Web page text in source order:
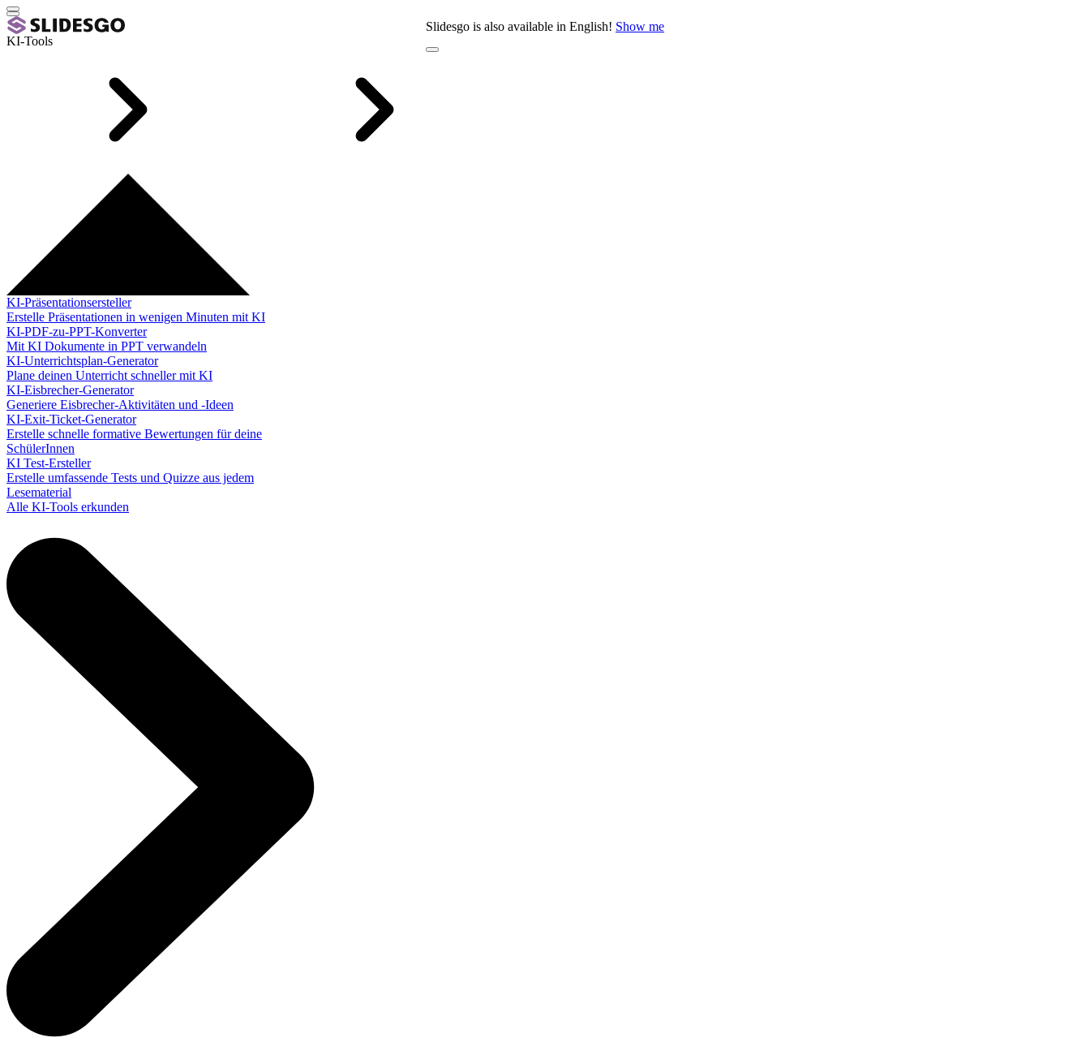
Slidesgo is also available in English! Show me
KI-Tools
KI-Präsentationsersteller
Erstelle Präsentationen in wenigen Minuten mit KI
KI-PDF-zu-PPT-Konverter
Mit KI Dokumente in PPT verwandeln
KI-Unterrichtsplan-Generator
Plane deinen Unterricht schneller mit KI
KI-Eisbrecher-Generator
Generiere Eisbrecher-Aktivitäten und -Ideen
KI-Exit-Ticket-Generator
Erstelle schnelle formative Bewertungen für deine
SchülerInnen
KI Test-Ersteller
Erstelle umfassende Tests und Quizze aus jedem
Lesematerial
Alle KI-Tools erkunden